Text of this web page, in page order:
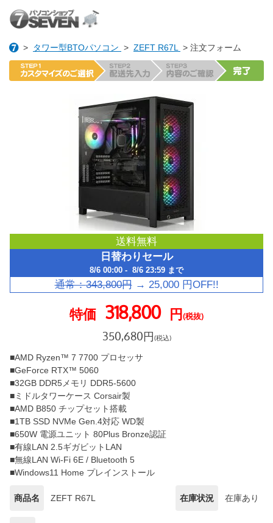
> タワー型BTOパソコン > ZEFT R67L > 注文フォーム
送料無料
日替わりセール
8/6 00:00 - 8/6 23:59 まで
通常：343,800円→ 25,000円OFF!!
特価 318,800 円(税抜)
350,680円(税込)
■AMD Ryzen™ 7 7700 プロセッサ
■GeForce RTX™ 5060
■32GB DDR5メモリ DDR5-5600
■ミドルタワーケース Corsair製
■AMD B850 チップセット搭載
■1TB SSD NVMe Gen.4対応 WD製
■650W 電源ユニット 80Plus Bronze認証
■有線LAN 2.5ギガビットLAN
■無線LAN Wi-Fi 6E / Bluetooth 5
■Windows11 Home プレインストール
商品名 ZEFT R67L 在庫状況 在庫あり